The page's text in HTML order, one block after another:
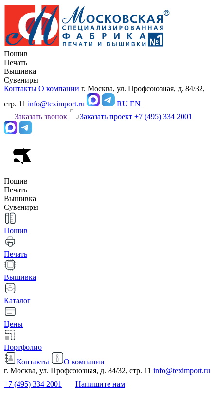
Пошив
Печать
Вышивка
Сувениры
Контакты О компании г. Москва, ул. Профсоюзная, д. 84/32,
стр. 11 info@teximport.ru RU EN
Заказать звонок
Заказать проект +7 (495) 334 2001
Пошив
Печать
Вышивка
Сувениры
Пошив
Печать
Вышивка
Каталог
Цены
Портфолио
Контакты
О компании
г. Москва, ул. Профсоюзная, д. 84/32, стр. 11 info@teximport.ru
+7 (495) 334 2001
Напишите нам